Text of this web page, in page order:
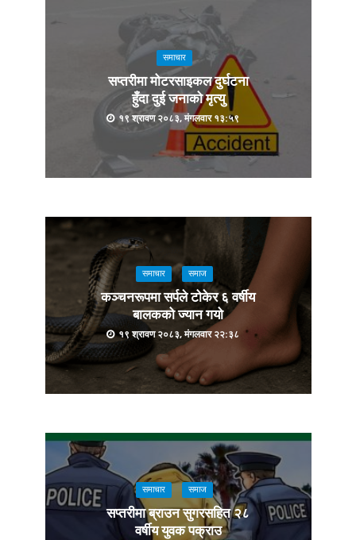
समाचार
सप्तरीमा मोटरसाइकल दुर्घटना
हुँदा दुई जनाको मृत्यु
१९ श्रावण २०८३, मंगलवार १३:५९
समाचार समाज
कञ्चनरूपमा सर्पले टोकेर ६ वर्षीय
बालकको ज्यान गयो
१९ श्रावण २०८३, मंगलवार २२:३८
समाचार समाज
सप्तरीमा ब्राउन सुगरसहित २८
वर्षीय युवक पक्राउ